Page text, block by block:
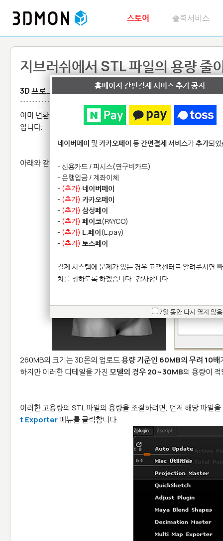
스토어 출력서비스
지브러쉬에서 STL 파일의 용량 줄
3D 프로그램
이미 변환된 STL 파일이3D몬의 업로드 가능 최대크기인 60MB
입니다.
아래와 같이 STL 파일의 크기를 확인하니260MB
260MB의 크기는 3D몬의 업로드용량 기준인 60MB의 무려 10배
하지만 이러한 디테일을 가진 모델의 경우 20~30MB의 용량이
이러한 고용량의 STL 파일의 용량을 조절하려면, 먼저 해당 파일
t Exporter메뉴를 클릭합니다.
홈페이지 간편결제 서비스 추가 공지
네이버페이 및 카카오페이 등간편결제 서비스가추가되
- 신용카드 / 피시스(연구비카드)
- 은행입금 / 계좌이체
- (추가) 네이버페이
- (추가) 카카오페이
- (추가) 삼성페이
- (추가) 페이코(PAYCO)
- (추가) L.페이(L.pay)
- (추가) 토스페이
결제 시스템에 문제가 있는 경우 고객센터로 알려주시면
치를 취하도록 하겠습니다. 감사합니다.
7일 동안 다시 열지 않음